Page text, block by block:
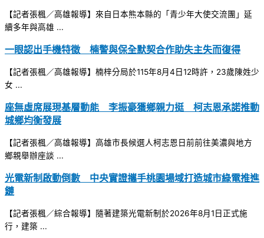
【記者張楓／高雄報導】來自日本熊本縣的「青少年大使交流團」延
續多年與高雄 ...
一眼認出手機特徵 楠警與保全默契合作助失主失而復得
【記者張楓／高雄報導】楠梓分局於115年8月4日12時許，23歲陳姓少
女 ...
座無虛席展現基層動能 李振豪獲鄉親力挺 柯志恩承諾推動
城鄉均衡發展
【記者張楓／高雄報導】高雄市長候選人柯志恩日前前往美濃與地方
鄉親舉辦座談 ...
光電新制啟動倒數 中央實證攜手桃園場域打造城市綠電推進
鏈
【記者張楓／綜合報導】隨著建築光電新制於2026年8月1日正式施
行，建築 ...